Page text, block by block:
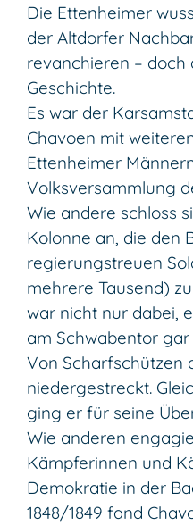
Die Ettenheimer
der Altdorfer
revanchieren – doch
Geschichte.
Es war der
Chavoen mit
Ettenheimer
Volksversammlung
Wie andere schloss
Kolonne an, die den
regierungstreuen
mehrere Tausend)
war nicht nur dabei,
am Schwabentor
Von Scharfschützen
niedergestreckt.
ging er für seine
Wie anderen
Kämpferinnen und
Demokratie in der
1848/1849 fand